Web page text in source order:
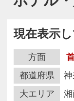
現在表示
方面
都道府県
大エリア